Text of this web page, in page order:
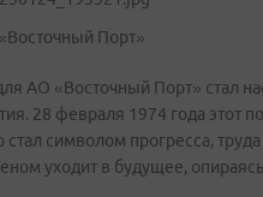
Порт»
АО «Восточный Порт» стал
28 февраля 1974 года этот
стал символом прогресса,
уходит в будущее,